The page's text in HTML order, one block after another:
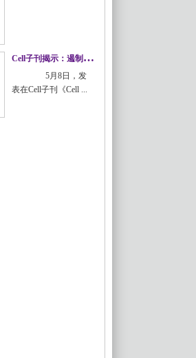
C
ell子刊揭示：遏制恶性脑瘤的关键酶
5月8日，发
表在Cell子刊《Cell ...